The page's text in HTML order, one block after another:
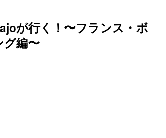
し、自然を楽しみたいけど登山はちょっと・・・。
か。 引用:https://pixabay.com/photo-1811970/
が行く！〜フランス・ボ
グ編〜